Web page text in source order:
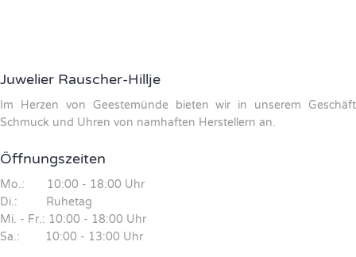
Juwelier Rauscher-Hillje
Im Herzen von Geestemünde bieten wir in unserem Geschäft
Schmuck und Uhren von namhaften Herstellern an.
Öffnungszeiten
Mo.: 10:00 - 18:00 Uhr
Di.: Ruhetag
Mi. - Fr.: 10:00 - 18:00 Uhr
Sa.: 10:00 - 13:00 Uhr